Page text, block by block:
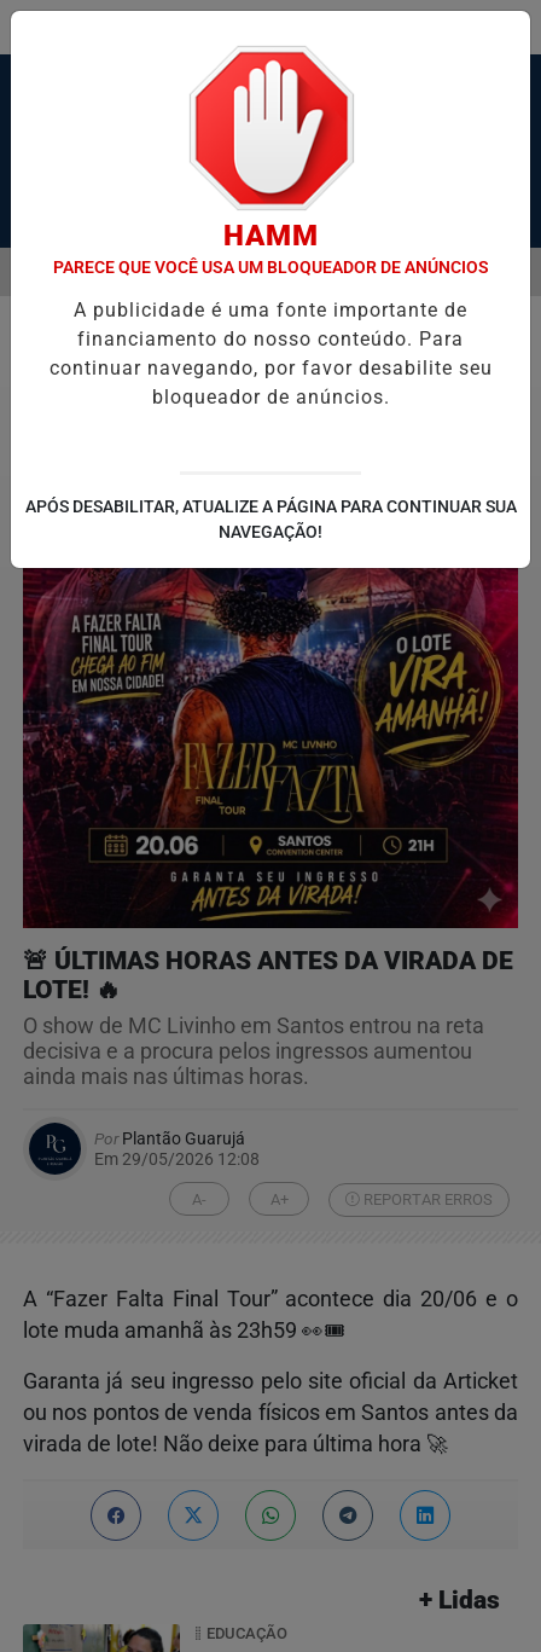
Pesquisar Notícia
TELÕES E EXIBE VÍDEOS PORNOGRÁFICOS NO CEARÁ APS
EM ALTA
MENU
Entretenimento
🚨 ÚLTIMAS HORAS ANTES DA VIRADA DE
LOTE! 🔥
O show de MC Livinho em Santos entrou na reta
decisiva e a procura pelos ingressos aumentou
ainda mais nas últimas horas.
PorPlantão Guarujá
Em 29/05/2026 12:08
A- A+ REPORTAR ERROS
A “Fazer Falta Final Tour” acontece dia 20/06 e o
lote muda amanhã às 23h59 👀🎟️
Garanta já seu ingresso pelo site oficial da Articket
ou nos pontos de venda físicos em Santos antes da
virada de lote! Não deixe para última hora 🚀
+ Lidas
EDUCAÇÃO
HAMM
PARECE QUE VOCÊ USA UM BLOQUEADOR DE ANÚNCIOS
A publicidade é uma fonte importante de
financiamento do nosso conteúdo. Para
continuar navegando, por favor desabilite seu
bloqueador de anúncios.
APÓS DESABILITAR, ATUALIZE A PÁGINA PARA CONTINUAR SUA
NAVEGAÇÃO!